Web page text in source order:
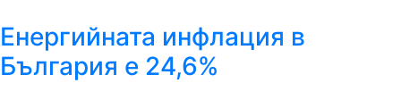
Енергийната инфлация в
България е 24,6%